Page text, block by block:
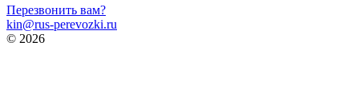
Перезвонить вам?
kin@rus-perevozki.ru
© 2026